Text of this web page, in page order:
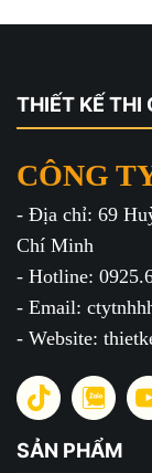
THIẾT KẾ THI
CÔNG
- Địa chỉ: 69
Chí Minh
- Hotline:
- Email:
- Website:
SẢN PHẨM